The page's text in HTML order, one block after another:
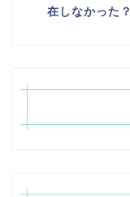
在しなかった？